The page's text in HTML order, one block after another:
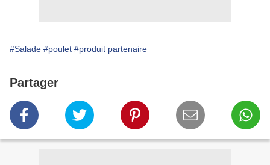
#Salade #poulet #produit partenaire
Partager